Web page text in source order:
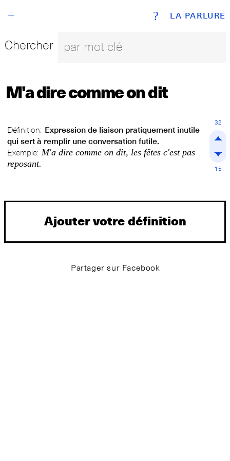
LA PARLURE
+ ?
Chercher
M'a dire comme on dit
Définition: Expression de liaison pratiquement inutile
qui sert à remplir une conversation futile.
Exemple: M'a dire comme on dit, les fêtes c'est pas
reposant.
32
15
Ajouter votre définition
Partager sur Facebook